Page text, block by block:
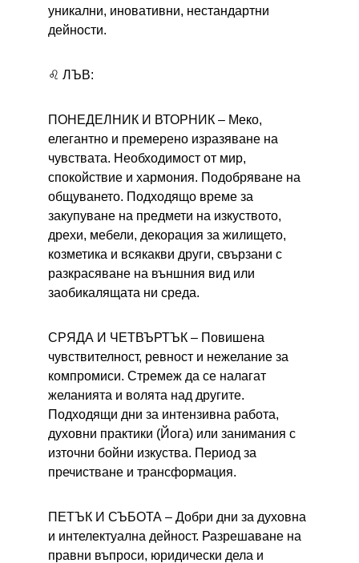
уникални, иновативни, нестандартни
дейности.
♌ ЛЪВ:
ПОНЕДЕЛНИК И ВТОРНИК – Меко,
елегантно и премерено изразяване на
чувствата. Необходимост от мир,
спокойствие и хармония. Подобряване на
общуването. Подходящо време за
закупуване на предмети на изкуството,
дрехи, мебели, декорация за жилището,
козметика и всякакви други, свързани с
разкрасяване на външния вид или
заобикалящата ни среда.
СРЯДА И ЧЕТВЪРТЪК – Повишена
чувствителност, ревност и нежелание за
компромиси. Стремеж да се налагат
желанията и волята над другите.
Подходящи дни за интензивна работа,
духовни практики (Йога) или занимания с
източни бойни изкуства. Период за
пречистване и трансформация.
ПЕТЪК И СЪБОТА – Добри дни за духовна
и интелектуална дейност. Разрешаване на
правни въпроси, юридически дела и